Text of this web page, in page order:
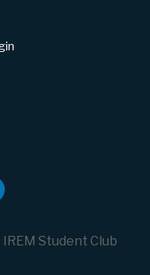
Student Club